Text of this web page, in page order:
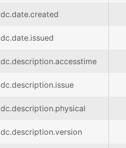
dc.date.created
dc.date.issued
dc.description.accesstime
dc.description.issue
dc.description.physical
dc.description.version